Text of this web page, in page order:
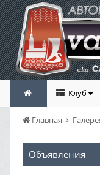
Клуб
Главная
Объявления